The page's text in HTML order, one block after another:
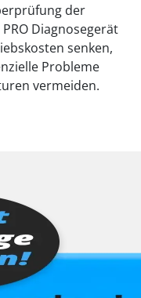
der
Diagnosegerät
senken,
Probleme
vermeiden.